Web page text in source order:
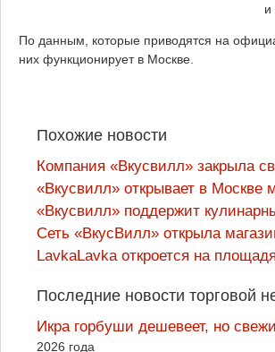
и
По данным, которые приводятся на
них функционирует в Москве.
Похожие новости
Компания «Вкусвилл» закрыла
«Вкусвилл» открывает в Москве
«Вкусвилл» поддержит
Сеть «ВкусВилл» открыла
LavkaLavka откроется на
Последние новости торговой
Икра горбуши дешевеет, но
2026 года